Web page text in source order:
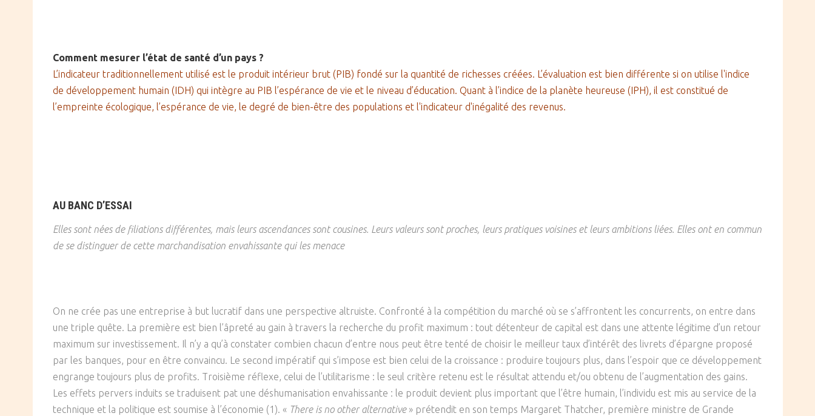
Comment mesurer l’état de santé d’un pays ?
L’indicateur traditionnellement utilisé est le produit intérieur brut (PIB) fondé sur la quantité de richesses créées. L’évaluation est bien différente si on utilise l'indice
de développement humain (IDH) qui intègre au PIB l’espérance de vie et le niveau d’éducation. Quant à l’indice de la planète heureuse (IPH), il est constitué de
l’empreinte écologique, l’espérance de vie, le degré de bien-être des populations et l'indicateur d'inégalité des revenus.
AU BANC D’ESSAI
Elles sont nées de filiations différentes, mais leurs ascendances sont cousines. Leurs valeurs sont proches, leurs pratiques voisines et leurs ambitions liées. Elles ont en commun
de se distinguer de cette marchandisation envahissante qui les menace
On ne crée pas une entreprise à but lucratif dans une perspective altruiste. Confronté à la compétition du marché où se s’affrontent les concurrents, on entre dans
une triple quête. La première est bien l’âpreté au gain à travers la recherche du profit maximum : tout détenteur de capital est dans une attente légitime d’un retour
maximum sur investissement. Il n’y a qu’à constater combien chacun d’entre nous peut être tenté de choisir le meilleur taux d’intérêt des livrets d’épargne proposé
par les banques, pour en être convaincu. Le second impératif qui s’impose est bien celui de la croissance : produire toujours plus, dans l’espoir que ce développement
engrange toujours plus de profits. Troisième réflexe, celui de l’utilitarisme : le seul critère retenu est le résultat attendu et/ou obtenu de l’augmentation des gains.
Les effets pervers induits se traduisent pat une déshumanisation envahissante : le produit devient plus important que l’être humain, l’individu est mis au service de la
technique et la politique est soumise à l’économie (1). « There is no other alternative» prétendit en son temps Margaret Thatcher, première ministre de Grande